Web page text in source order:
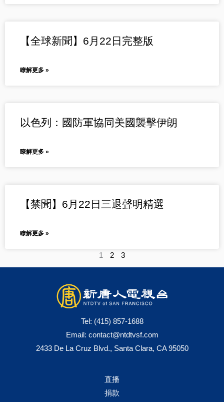
【全球新聞】6月22日完整版
瞭解更多 »
以色列：國防軍協同美國襲擊伊朗
瞭解更多 »
【禁聞】6月22日三退聲明精選
瞭解更多 »
1 2 3
Tel: (415) 857-1688
Email: contact@ntdtvsf.com
2433 De La Cruz Blvd., Santa Clara, CA 95050
直播
捐款